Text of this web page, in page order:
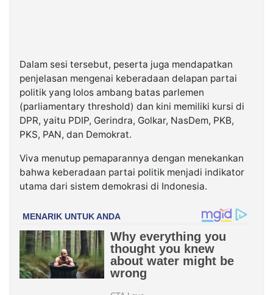
Dalam sesi tersebut, peserta juga mendapatkan
penjelasan mengenai keberadaan delapan partai
politik yang lolos ambang batas parlemen
(parliamentary threshold) dan kini memiliki kursi di
DPR, yaitu PDIP, Gerindra, Golkar, NasDem, PKB,
PKS, PAN, dan Demokrat.
Viva menutup pemaparannya dengan menekankan
bahwa keberadaan partai politik menjadi indikator
utama dari sistem demokrasi di Indonesia.